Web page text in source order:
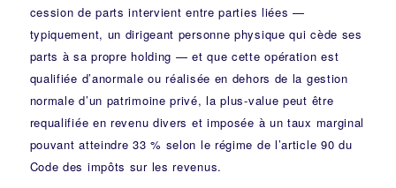
cession de parts intervient entre parties liées —
typiquement, un dirigeant personne physique qui cède ses
parts à sa propre holding — et que cette opération est
qualifiée d’anormale ou réalisée en dehors de la gestion
normale d’un patrimoine privé, la plus-value peut être
requalifiée en revenu divers et imposée à un taux marginal
pouvant atteindre 33 % selon le régime de l’article 90 du
Code des impôts sur les revenus.